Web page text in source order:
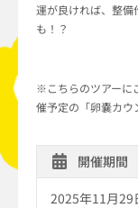
運が良ければ、整
も！？
※こちらのツアーに
催予定の「卵嚢カウ
開催期間
2025年11月29